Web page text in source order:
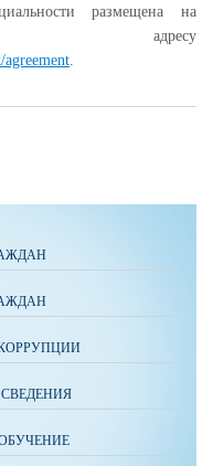
размещена на
адресу
.